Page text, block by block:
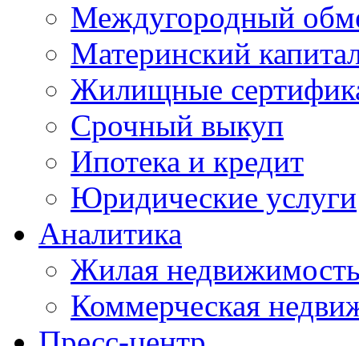
Междугородный
Материнский
Жилищные
Срочный выкуп
Ипотека и кредит
Юридические услуги
Аналитика
Жилая
Коммерческая